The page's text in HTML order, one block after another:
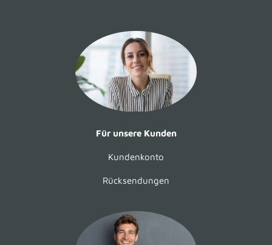
Für unsere Kunden
Kundenkonto
Rücksendungen